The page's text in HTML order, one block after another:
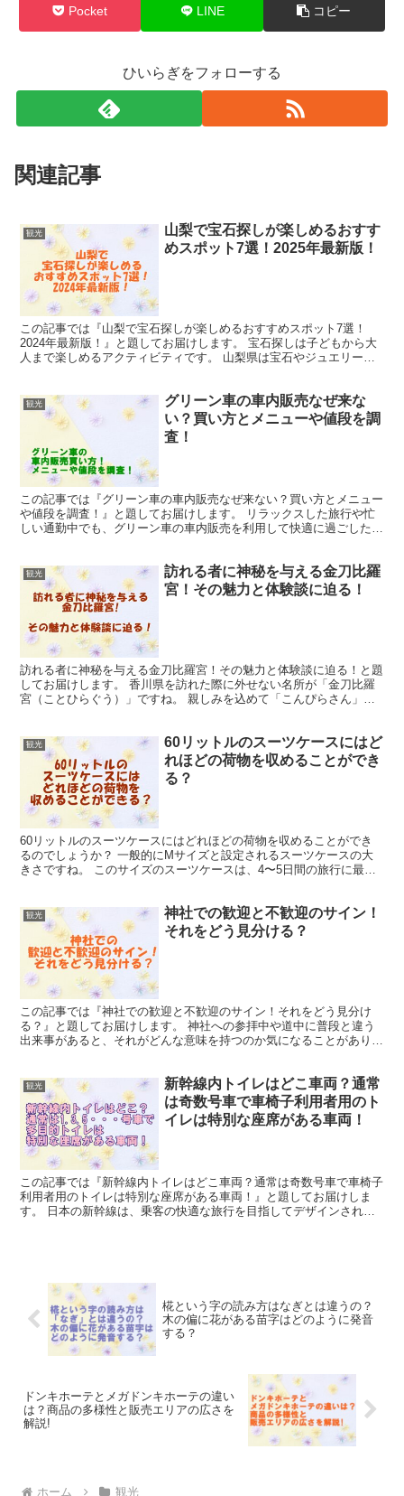
Pocket LINE コピー
ひいらぎをフォローする
関連記事
観光
山梨で宝石探しが楽しめるおすす
めスポット7選！2025年最新版！
この記事では『山梨で宝石探しが楽しめるおすすめスポット7選！
2024年最新版！』と題してお届けします。 宝石探しは子どもから大
人まで楽しめるアクティビティです。 山梨県は宝石やジュエリーの
観光
グリーン車の車内販売なぜ来な
い？買い方とメニューや値段を調
査！
この記事では『グリーン車の車内販売なぜ来ない？買い方とメニュー
や値段を調査！』と題してお届けします。 リラックスした旅行や忙
しい通勤中でも、グリーン車の車内販売を利用して快適に過ごしたい
観光
訪れる者に神秘を与える金刀比羅
宮！その魅力と体験談に迫る！
訪れる者に神秘を与える金刀比羅宮！その魅力と体験談に迫る！と題
してお届けします。 香川県を訪れた際に外せない名所が「金刀比羅
宮（ことひらぐう）」ですね。 親しみを込めて「こんぴらさん」と
観光
60リットルのスーツケースにはど
れほどの荷物を収めることができ
る？
60リットルのスーツケースにはどれほどの荷物を収めることができ
るのでしょうか？ 一般的にMサイズと設定されるスーツケースの大
きさですね。 このサイズのスーツケースは、4〜5日間の旅行に最適
観光
神社での歓迎と不歓迎のサイン！
それをどう見分ける？
この記事では『神社での歓迎と不歓迎のサイン！それをどう見分け
る？』と題してお届けします。 神社への参拝中や道中に普段と違う
出来事があると、それがどんな意味を持つのか気になることがありま
観光
新幹線内トイレはどこ車両？通常
は奇数号車で車椅子利用者用のト
イレは特別な座席がある車両！
この記事では『新幹線内トイレはどこ車両？通常は奇数号車で車椅子
利用者用のトイレは特別な座席がある車両！』と題してお届けしま
す。 日本の新幹線は、乗客の快適な旅行を目指してデザインされた
椛という字の読み方はなぎとは違うの？
木の偏に花がある苗字はどのように発音
する？
ドンキホーテとメガドンキホーテの違い
は？商品の多様性と販売エリアの広さを
解説!
ホーム 観光